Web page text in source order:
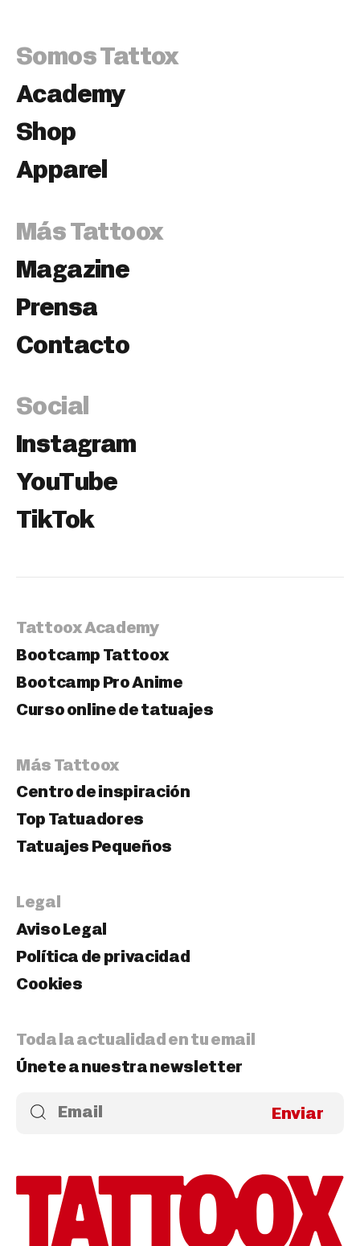
Somos Tattox
Academy
Shop
Apparel
Más Tattoox
Magazine
Prensa
Contacto
Social
Instagram
YouTube
TikTok
Tattoox Academy
Bootcamp Tattoox
Bootcamp Pro Anime
Curso online de tatuajes
Más Tattoox
Centro de inspiración
Top Tatuadores
Tatuajes Pequeños
Legal
Aviso Legal
Política de privacidad
Cookies
Toda la actualidad en tu email
Únete a nuestra newsletter
Enviar